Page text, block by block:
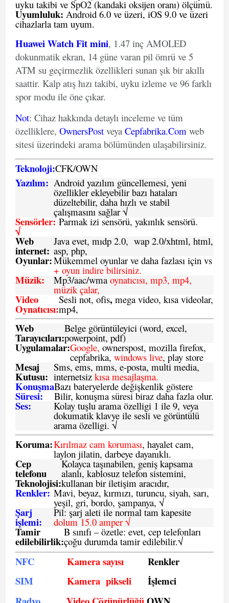
uyku takibi ve SpO2 (kandaki oksijen oranı) ölçümü.
Uyumluluk: Android 6.0 ve üzeri, iOS 9.0 ve üzeri
cihazlarla tam uyum.
Huawei Watch Fit mini, 1.47 inç AMOLED
dokunmatik ekran, 14 güne varan pil ömrü ve 5
ATM su geçirmezlik özellikleri sunan şık bir akıllı
saattir. Kalp atış hızı takibi, uyku izleme ve 96 farklı
spor modu ile öne çıkar.
Not: Cihaz hakkında detaylı inceleme ve tüm
özelliklere, OwnersPost veya Cepfabrika.Com web
sitesi üzerindeki arama bölümünden ulaşabilirsiniz.
Teknoloji:CFK/OWN
Yazılım: Android yazılım güncellemesi, yeni
özellikler ekleyebilir bazı hataları
düzeltebilir, daha hızlı ve stabil
çalışmasını sağlar √
Sensörler:
√
Parmak izi sensörü, yakınlık sensörü.
Web
internet:
Java evet, mıdp 2.0, wap 2.0/xhtml, html,
asp, php,
Oyunlar:Mükemmel oyunlar ve daha fazlası için vs
+ oyun indire bilirsiniz.
Müzik: Mp3/aac/wmaoynatıcısı, mp3, mp4,
müzik çalar,
Video
Oynatıcısı:
Sesli not, ofis, mega video, kısa videolar,
mp4,
Web
Tarayıcıları:
Belge görüntüleyici (word, excel,
powerpoint, pdf)
Uygulamalar:Google, ownerspost, mozilla firefox,
cepfabrika, windows live, play store
Mesaj
Kutusu:
Sms, ems, mms, e-posta, multi media,
internetsiz kısa mesajlaşma.
Konuşma
Süresi:
Bazı bateryelerde değişkenlik göstere
Bilir, konuşma süresi biraz daha fazla olur.
Ses: Kolay tuşlu arama özelligi 1 ile 9, veya
dokumatik klavye ile sesli ve görüntülü
arama özelligi. √
Koruma:Kırılmaz cam koruması, hayalet cam,
laylon jilatin, darbeye dayanıklı.
Cep
telefonu
Teknolojisi:
Kolayca taşınabilen, geniş kapsama
alanlı, kablosuz telefon sistemini,
kullanan bir iletişim aracıdır,
Renkler: Mavi, beyaz, kırmızı, turuncu, siyah, sarı,
yeşil, gri, bordo, şampanya, √
Şarj
işlemi:
Pil: şarj aleti ile normal tam kapesite
dolum 15.0 amper √
Tamir
edilebilirlik:
B sınıfı – özetle: evet, cep telefonları
çoğu durumda tamir edilebilir.√
NFC Kamera sayısı
Renkler
SIM
Kamera pikseli
İşlemci